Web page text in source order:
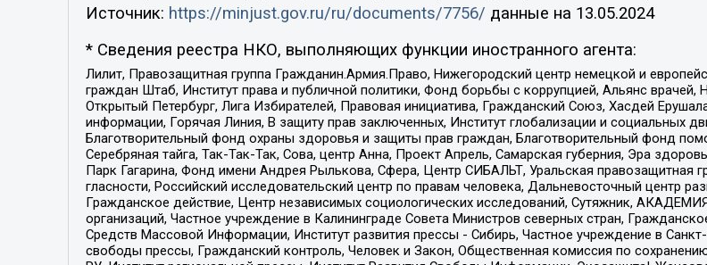
Источник: https://minjust.gov.ru/ru/documents/7756/ данные на 13.05.2024
* Сведения реестра НКО, выполняющих функции иностранного агента:
Лилит, Правозащитная группа Гражданин.Армия.Право, Нижегородский центр немецкой и
граждан Штаб, Институт права и публичной политики, Фонд борьбы с коррупцией, Альянс
Открытый Петербург, Лига Избирателей, Правовая инициатива, Гражданский Союз, Хасдей
информации, Горячая Линия, В защиту прав заключенных, Институт глобализации и социальных
Благотворительный фонд охраны здоровья и защиты прав граждан, Благотворительный фонд
Серебряная тайга, Так-Так-Так, Сова, центр Анна, Проект Апрель, Самарская губерния, Эра
Парк Гагарина, Фонд имени Андрея Рылькова, Сфера, Центр СИБАЛЬТ, Уральская правозащитная
гласности, Российский исследовательский центр по правам человека, Дальневосточный центр
Гражданское действие, Центр независимых социологических исследований, Сутяжник,
организаций, Частное учреждение в Калининграде Совета Министров северных стран,
Средств Массовой Информации, Институт развития прессы - Сибирь, Частное учреждение в
свободы прессы, Гражданский контроль, Человек и Закон, Общественная комиссия по